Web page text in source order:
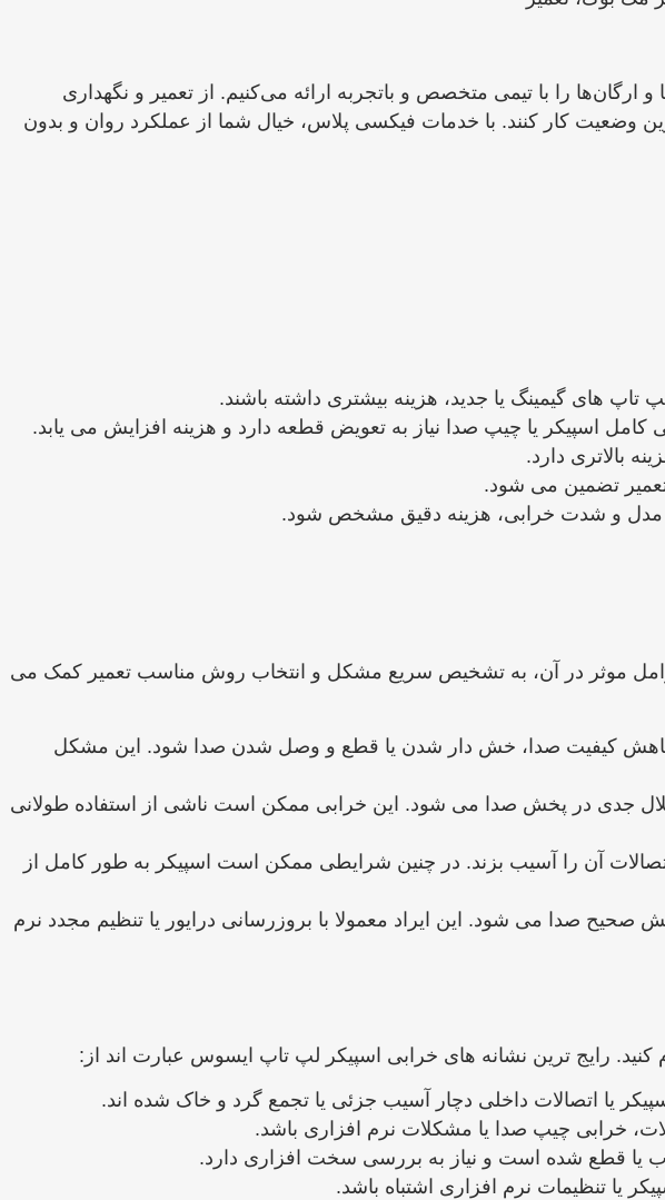
را با تیمی متخصص و باتجربه ارائه می‌کنیم. از تعمیر و نگهداری
وضعیت کار کنند. با خدمات فیکسی پلاس، خیال شما از عملکرد روان و بدون
های گیمینگ یا جدید، هزینه بیشتری داشته باشند.
اسپیکر یا چیپ صدا نیاز به تعویض قطعه دارد و هزینه افزایش می ‌یابد.
بالاتری دارد.
تعمیر تضمین می ‌شود.
مدل و شدت خرابی، هزینه دقیق مشخص شود.
موثر در آن، به تشخیص سریع مشکل و انتخاب روش مناسب تعمیر کمک می
کاهش کیفیت صدا، خش ‌دار شدن یا قطع و وصل شدن صدا شود. این مشکل
جدی در پخش صدا می ‌شود. این خرابی ممکن است ناشی از استفاده طولانی
آن را آسیب بزند. در چنین شرایطی ممکن است اسپیکر به طور کامل از
صدا می ‌شود. این ایراد معمولا با بروزرسانی درایور یا تنظیم مجدد نرم‌
رایج ‌ترین نشانه ‌های خرابی اسپیکر لپ تاپ ایسوس عبارت ‌اند از:
یا اتصالات داخلی دچار آسیب جزئی یا تجمع گرد و خاک شده ‌اند.
خرابی چیپ صدا یا مشکلات نرم‌ افزاری باشد.
یا قطع شده است و نیاز به بررسی سخت ‌افزاری دارد.
تنظیمات نرم ‌افزاری اشتباه باشد.